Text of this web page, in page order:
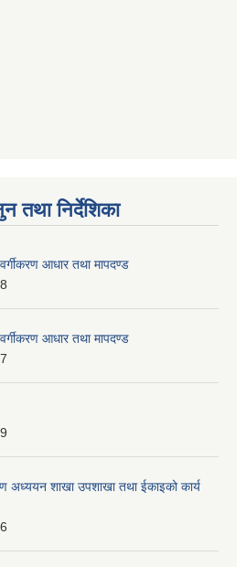
तथा निर्देशिका
आधार तथा मापदण्ड
आधार तथा मापदण्ड
अध्ययन शाखा उपशाखा तथा ईकाइको कार्य